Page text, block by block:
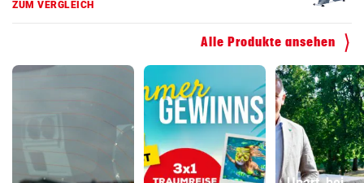
Faszienrolle Vergleich
Kinderfahrrad Vergleich
ZUM VERGLEICH
Alle Produkte ansehen